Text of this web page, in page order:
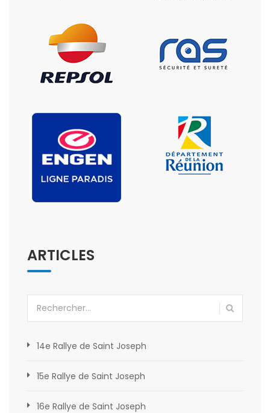
ARTICLES
14e Rallye de Saint Joseph
15e Rallye de Saint Joseph
16e Rallye de Saint Joseph